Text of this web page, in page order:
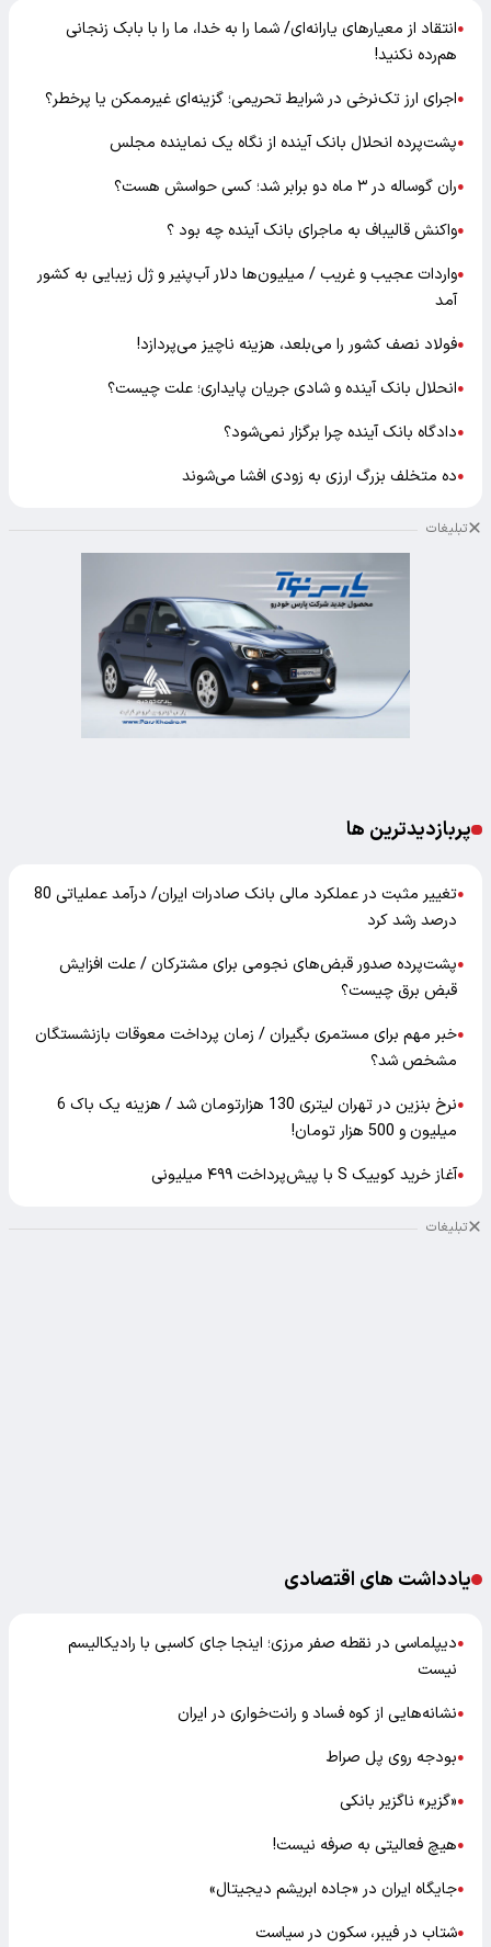
●انتقاد از معیارهای یارانه‌ای/ شما را به خدا، ما را با بابک زنجانی
هم‌رده نکنید!
●اجرای ارز تک‌نرخی در شرایط تحریمی؛ گزینه‌ای غیرممکن یا پرخطر؟
●پشت‌پرده انحلال بانک آینده از نگاه یک نماینده مجلس
●ران گوساله در ۳ ماه دو برابر شد؛ کسی حواسش هست؟
●واکنش قالیباف به ماجرای بانک آینده چه بود ؟
●واردات عجیب و غریب / میلیون‌ها دلار آب‌پنیر و ژل زیبایی به کشور
آمد
●فولاد نصف کشور را می‌بلعد، هزینه ناچیز می‌پردازد!
●انحلال بانک آینده و شادی جریان پایداری؛ علت چیست؟
●دادگاه بانک آینده چرا برگزار نمی‌شود؟
●ده متخلف بزرگ ارزی به زودی افشا می‌شوند
تبلیغات
پربازدیدترین ها
●
تغییر مثبت در عملکرد مالی بانک صادرات ایران/ درآمد عملیاتی 80
درصد رشد کرد
●پشت‌پرده صدور قبض‌های نجومی برای مشترکان / علت افزایش
قبض برق چیست؟
●خبر مهم برای مستمری بگیران / زمان پرداخت معوقات بازنشستگان
مشخص شد؟
●
نرخ بنزین در تهران لیتری 130 هزارتومان شد / هزینه یک باک 6
میلیون و 500 هزار تومان!
●آغاز خرید کوییک S با پیش‌پرداخت ۴۹۹ میلیونی
تبلیغات
یادداشت های اقتصادی
●دیپلماسی در نقطه صفر مرزی؛ اینجا جای کاسبی با رادیکالیسم
نیست
●نشانه‌هایی از کوه فساد و رانت‌خواری در ایران
●بودجه روی پل صراط
●«گزیر» ناگزیر بانکی
●هیچ فعالیتی به صرفه نیست!
●جایگاه ایران در «جاده ابریشم دیجیتال»
●شتاب در فیبر، سکون در سیاست